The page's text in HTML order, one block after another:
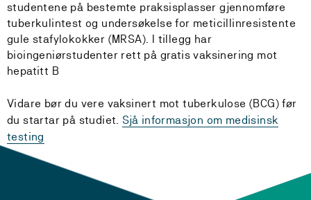
studentene på bestemte praksisplasser gjennomføre
tuberkulintest og undersøkelse for meticillinresistente
gule stafylokokker (MRSA). I tillegg har
bioingeniørstudenter rett på gratis vaksinering mot
hepatitt B
Vidare bør du vere vaksinert mot tuberkulose (BCG) før
du startar på studiet. Sjå informasjon om medisinsk
testing